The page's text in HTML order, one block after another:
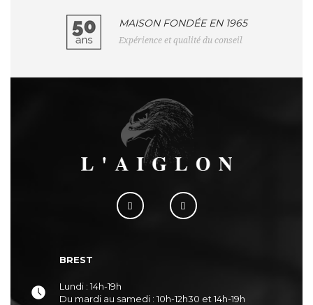
MAISON FONDÉE EN 1965
Expérience et qualité du conseil
BREST
Lundi : 14h-19h
Du mardi au samedi : 10h-12h30 et 14h-19h